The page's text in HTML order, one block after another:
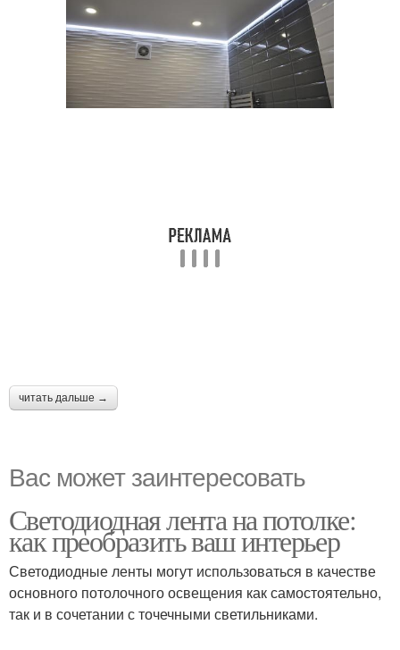
читать дальше →
Вас может заинтересовать
Светодиодная лента на потолке:
как преобразить ваш интерьер
Светодиодные ленты могут использоваться в качестве
основного потолочного освещения как самостоятельно,
так и в сочетании с точечными светильниками.